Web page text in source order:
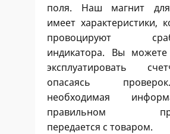
поля. Наш магнит для
имеет характеристики,
провоцируют
индикатора. Вы
эксплуатировать
опасаясь
необходимая
правильном
передается с товаром.